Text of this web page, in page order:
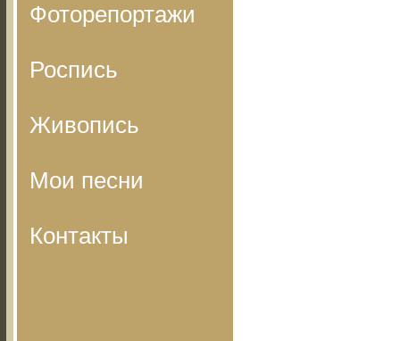
Фоторепортажи
Роспись
Живопись
Мои песни
Контакты